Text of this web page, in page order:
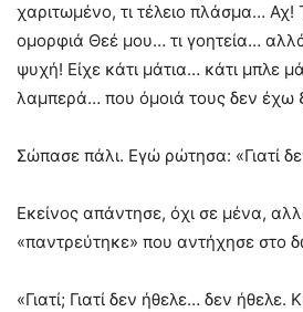
χαριτωμένο, τι τέλειο πλάσμα… Αχ!
ομορφιά Θεέ μου… τι γοητεία… αλλά
ψυχή! Είχε κάτι μάτια… κάτι μπλε
λαμπερά… που όμοιά τους δεν έχω
Σώπασε πάλι. Εγώ ρώτησα: «Γιατί
Εκείνος απάντησε, όχι σε μένα,
«παντρεύτηκε» που αντήχησε στο
«Γιατί; Γιατί δεν ήθελε… δεν ήθελε.